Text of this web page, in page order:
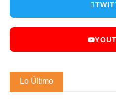
Lo Último